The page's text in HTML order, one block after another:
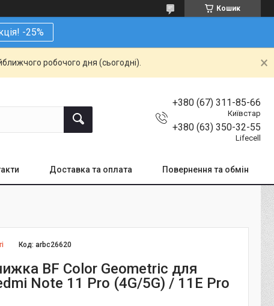
Кошик
-25%
робочого дня (сьогодні).
+380 (67) 311-85-66
Київстар
+380 (63) 350-32-55
Lifecell
Доставка та оплата Повернення та обмін
Код:arbc26620
BF Color Geometric для
Note 11 Pro (4G/5G) / 11E Pro